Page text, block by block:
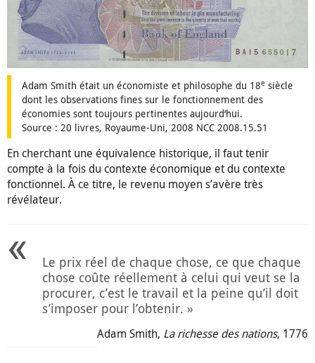
Adam Smith était un économiste et philosophe du 18e siècle
dont les observations fines sur le fonctionnement des
économies sont toujours pertinentes aujourd’hui.
Source : 20 livres, Royaume-Uni, 2008 NCC 2008.15.51
En cherchant une équivalence historique, il faut tenir
compte à la fois du contexte économique et du contexte
fonctionnel. À ce titre, le revenu moyen s’avère très
révélateur.
Le prix réel de chaque chose, ce que chaque
chose coûte réellement à celui qui veut se la
procurer, c’est le travail et la peine qu’il doit
s’imposer pour l’obtenir. »
Adam Smith, La richesse des nations, 1776